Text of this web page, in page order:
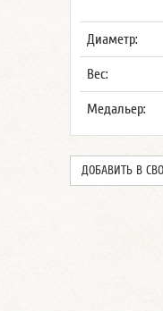
Диаметр:
Вес:
Медальер:
ДОБАВИТЬ В